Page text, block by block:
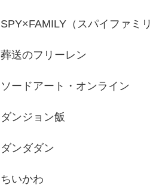
SPY×FAMILY（スパイファミリ
葬送のフリーレン
ソードアート・オンライン
ダンジョン飯
ダンダダン
ちいかわ